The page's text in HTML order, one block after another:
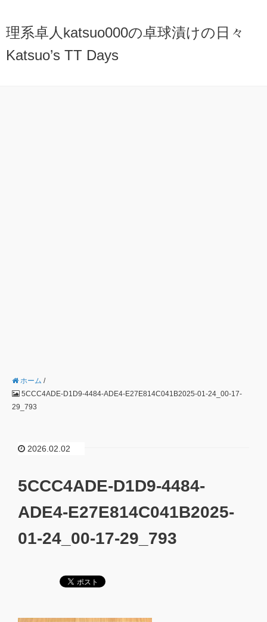
理系卓人katsuo000の卓球漬けの日々
Katsuo’s TT Days
ホーム /
5CCC4ADE-D1D9-4484-ADE4-E27E814C041B2025-01-24_00-17-
29_793
2026.02.02
5CCC4ADE-D1D9-4484-
ADE4-E27E814C041B2025-
01-24_00-17-29_793